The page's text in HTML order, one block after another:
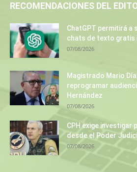
RECOMENDACIONES DEL
ChatGPT permitirá a
chats de texto gratis
07/08/2026
Magistrado Mario
reprogramar
Hernández
07/08/2026
CPH exige investigar
desde el Poder
07/08/2026